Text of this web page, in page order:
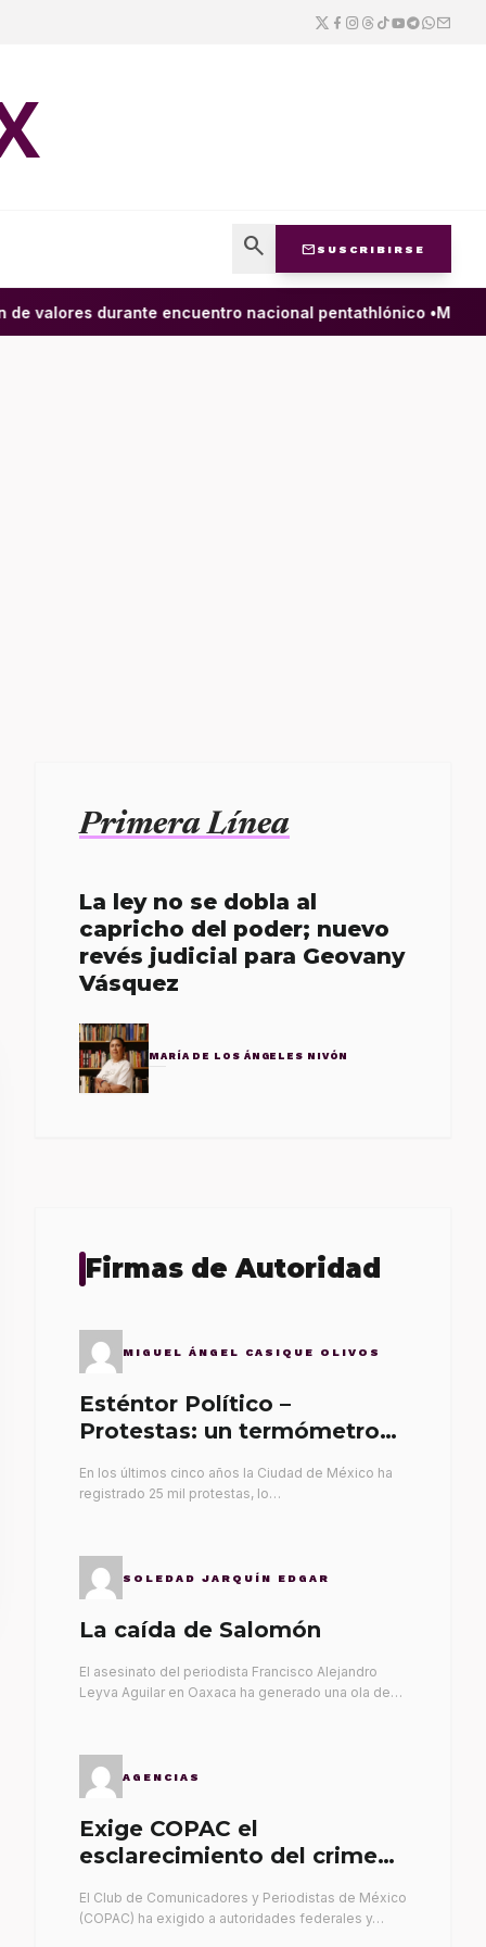
search mail SUSCRIBIRSE
valores durante encuentro nacional pentathlónico •México y
Primera Línea
La ley no se dobla al
capricho del poder; nuevo
revés judicial para Geovany
Vásquez
MARÍA DE LOS ÁNGELES NIVÓN
Firmas de Autoridad
MIGUEL ÁNGEL CASIQUE OLIVOS
Esténtor Político –
Protestas: un termómetro
En los últimos cinco años la Ciudad de México ha
registrado 25 mil protestas, lo…
SOLEDAD JARQUÍN EDGAR
La caída de Salomón
El asesinato del periodista Francisco Alejandro
Leyva Aguilar en Oaxaca ha generado una ola de…
AGENCIAS
Exige COPAC el
esclarecimiento del crimen
El Club de Comunicadores y Periodistas de México
(COPAC) ha exigido a autoridades federales y…